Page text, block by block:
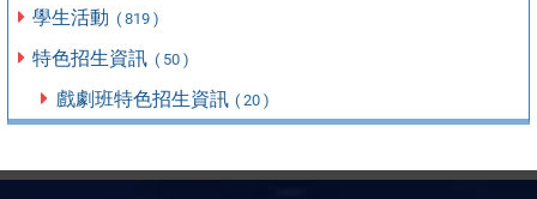
學生活動 ( 819 )
特色招生資訊 ( 50 )
戲劇班特色招生資訊 ( 20 )